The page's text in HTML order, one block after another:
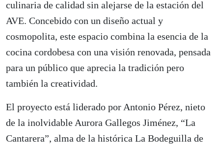
culinaria de calidad sin alejarse de la estación del
AVE. Concebido con un diseño actual y
cosmopolita, este espacio combina la esencia de la
cocina cordobesa con una visión renovada, pensada
para un público que aprecia la tradición pero
también la creatividad.
El proyecto está liderado por Antonio Pérez, nieto
de la inolvidable Aurora Gallegos Jiménez, “La
Cantarera”, alma de la histórica La Bodeguilla de